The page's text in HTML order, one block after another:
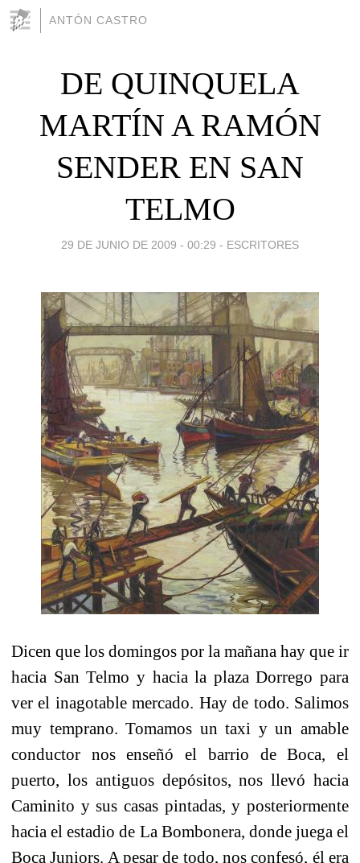
ANTÓN CASTRO
DE QUINQUELA
MARTÍN A RAMÓN
SENDER EN SAN
TELMO
29 DE JUNIO DE 2009 - 00:29 - ESCRITORES
Dicen que los domingos por la mañana hay que ir
hacia San Telmo y hacia la plaza Dorrego para
ver el inagotable mercado. Hay de todo. Salimos
muy temprano. Tomamos un taxi y un amable
conductor nos enseñó el barrio de Boca, el
puerto, los antiguos depósitos, nos llevó hacia
Caminito y sus casas pintadas, y posteriormente
hacia el estadio de La Bombonera, donde juega el
Boca Juniors. A pesar de todo, nos confesó, él era